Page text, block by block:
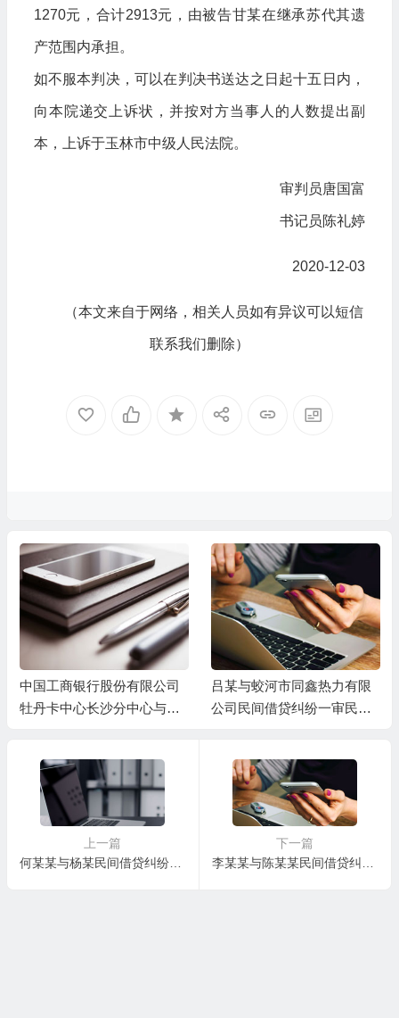
1270元，合计2913元，由被告甘某在继承苏代其遗
产范围内承担。
如不服本判决，可以在判决书送达之日起十五日内，
向本院递交上诉状，并按对方当事人的人数提出副
本，上诉于玉林市中级人民法院。
审判员唐国富
书记员陈礼婷
2020-12-03
（本文来自于网络，相关人员如有异议可以短信
联系我们删除）
中国工商银行股份有限公司
牡丹卡中心长沙分中心与谷
吕某与蛟河市同鑫热力有限
公司民间借贷纠纷一审民事
上一篇
何某某与杨某民间借贷纠纷一审民事判决书
下一篇
李某某与陈某某民间借贷纠纷一审民事判决书